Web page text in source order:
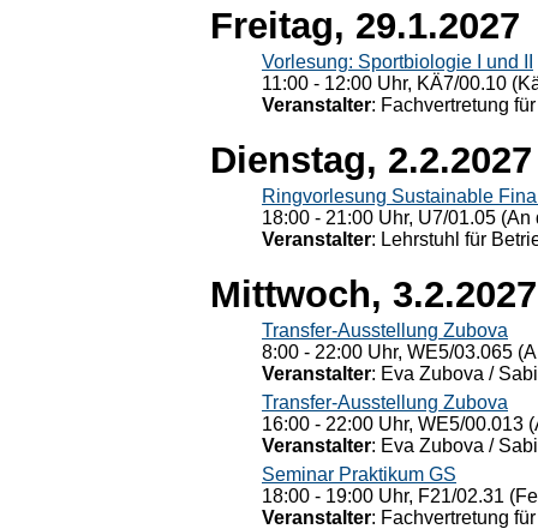
Freitag, 29.1.2027
Vorlesung: Sportbiologie I und II
11:00 - 12:00 Uhr, KÄ7/00.10
Veranstalter: Fachvertretung
Dienstag, 2.2.2027
Ringvorlesung Sustainable
18:00 - 21:00 Uhr, U7/01.05
Veranstalter: Lehrstuhl für
Mittwoch, 3.2.2027
Transfer-Ausstellung Zubova
8:00 - 22:00 Uhr, WE5/03.065
Veranstalter: Eva Zubova /
Transfer-Ausstellung Zubova
16:00 - 22:00 Uhr, WE5/00.013
Veranstalter: Eva Zubova /
Seminar Praktikum GS
18:00 - 19:00 Uhr, F21/02.31
Veranstalter: Fachvertretung